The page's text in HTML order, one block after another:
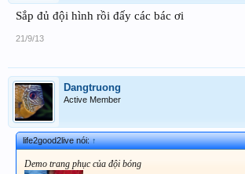
Sắp đủ đội hình rồi đấy các bác ơi
21/9/13
Dangtruong
Active Member
life2good2live nói:↑
Demo trang phục của đội bóng